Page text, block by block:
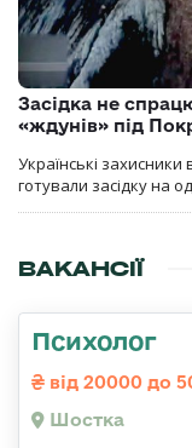
Засідка не
«ждунів» під
Українські
готували засідку на
ВАКАНСІЇ
Психолог
від 20000 до
Шостка